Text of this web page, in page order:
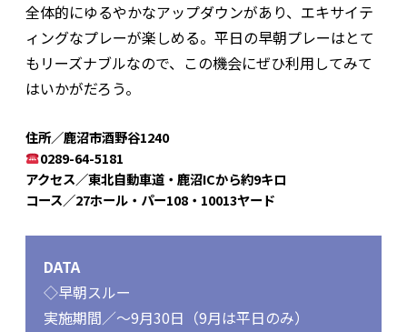
全体的にゆるやかなアップダウンがあり、エキサイテ
ィングなプレーが楽しめる。平日の早朝プレーはとて
もリーズナブルなので、この機会にぜひ利用してみて
はいかがだろう。
住所／鹿沼市酒野谷1240
0289-64-5181
アクセス／東北自動車道・鹿沼ICから約9キロ
コース／27ホール・パー108・10013ヤード
DATA
◇早朝スルー
実施期間／～9月30日（9月は平日のみ）